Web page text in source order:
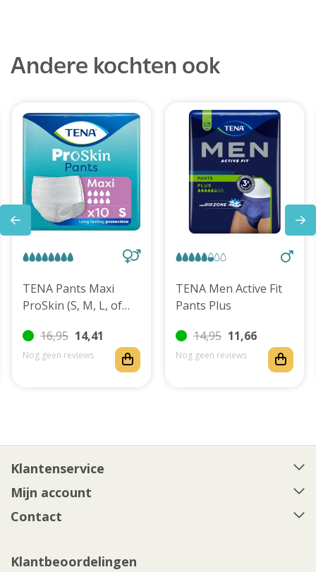
Andere kochten ook
TENA Pants Maxi
ProSkin (S, M, L, of
16,95 14,41
Nog geen reviews
TENA Men Active Fit
Pants Plus
14,95 11,66
Nog geen reviews
Klantenservice
Mijn account
Contact
Klantbeoordelingen